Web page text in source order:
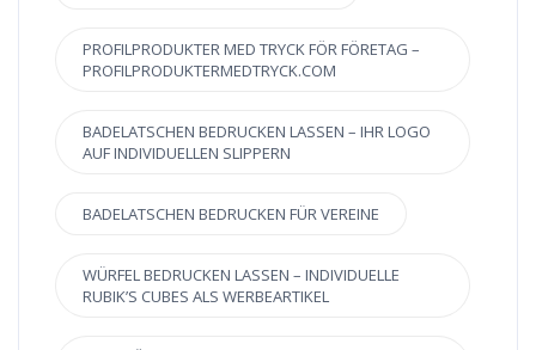
PROFILPRODUKTER MED TRYCK FÖR FÖRETAG –
PROFILPRODUKTERMEDTRYCK.COM
BADELATSCHEN BEDRUCKEN LASSEN – IHR LOGO
AUF INDIVIDUELLEN SLIPPERN
BADELATSCHEN BEDRUCKEN FÜR VEREINE
WÜRFEL BEDRUCKEN LASSEN – INDIVIDUELLE
RUBIK’S CUBES ALS WERBEARTIKEL